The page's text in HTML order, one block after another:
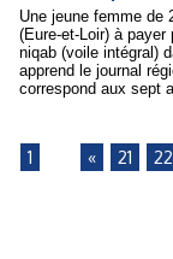
Une jeune femme de
(Eure-et-Loir) à payer
niqab (voile intégral)
apprend le journal
correspond aux sept
1 « 21 22